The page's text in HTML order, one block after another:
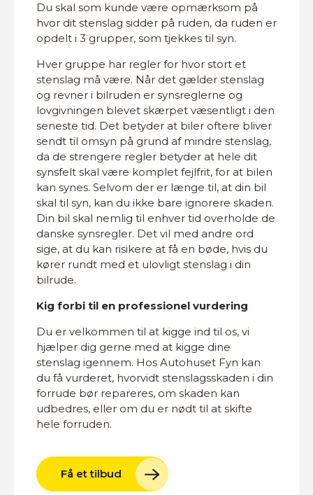
Du skal som kunde være opmærksom på
hvor dit stenslag sidder på ruden, da ruden er
opdelt i 3 grupper, som tjekkes til syn.
Hver gruppe har regler for hvor stort et
stenslag må være. Når det gælder stenslag
og revner i bilruden er synsreglerne og
lovgivningen blevet skærpet væsentligt i den
seneste tid. Det betyder at biler oftere bliver
sendt til omsyn på grund af mindre stenslag,
da de strengere regler betyder at hele dit
synsfelt skal være komplet fejlfrit, for at bilen
kan synes. Selvom der er længe til, at din bil
skal til syn, kan du ikke bare ignorere skaden.
Din bil skal nemlig til enhver tid overholde de
danske synsregler. Det vil med andre ord
sige, at du kan risikere at få en bøde, hvis du
kører rundt med et ulovligt stenslag i din
bilrude.
Kig forbi til en professionel vurdering
Du er velkommen til at kigge ind til os, vi
hjælper dig gerne med at kigge dine
stenslag igennem. Hos Autohuset Fyn kan
du få vurderet, hvorvidt stenslagsskaden i din
forrude bør repareres, om skaden kan
udbedres, eller om du er nødt til at skifte
hele forruden.
Få et tilbud